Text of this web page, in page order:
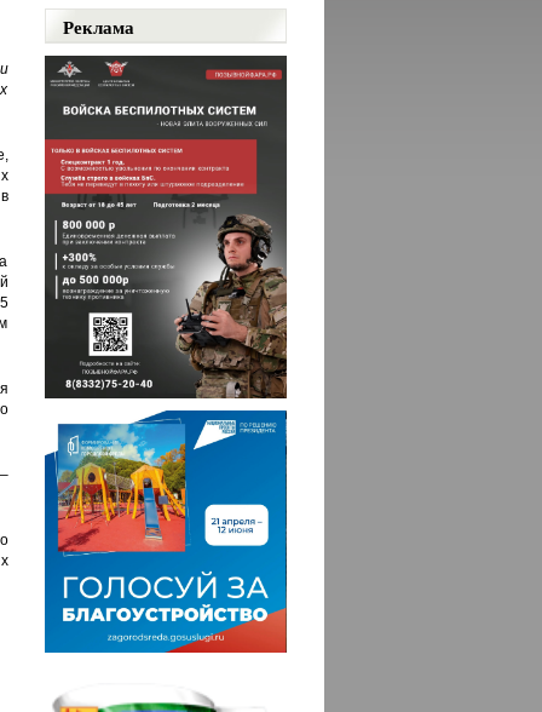
Реклама